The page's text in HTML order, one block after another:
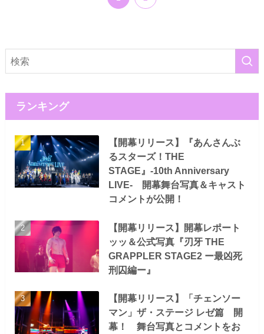
ランキング
【開幕リリース】『あんさんぶ
るスターズ！THE
STAGE』-10th Anniversary
LIVE- 開幕舞台写真＆キャスト
コメントが公開！
【開幕リリース】開幕レポート
ッッ＆公式写真『刃牙 THE
GRAPPLER STAGE2 ー最凶死
刑囚編ー』
【開幕リリース】「チェンソー
マン」ザ・ステージ レゼ篇 開
幕！ 舞台写真とコメントをお